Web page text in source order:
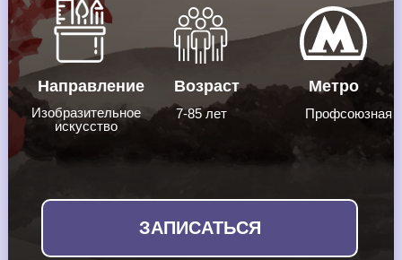
Направление
Изобразительное
искусство
Возраст
7-85 лет
Метро
Профсоюзная
ЗАПИСАТЬСЯ